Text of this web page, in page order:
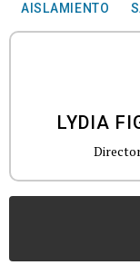
AISLAMIENTO
LYDIA